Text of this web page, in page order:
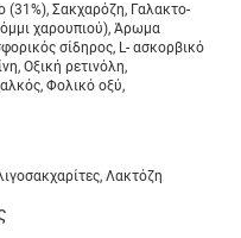
(31%), Σακχαρόζη, Γαλακτο-
χαρουπιού), Άρωμα
σίδηρος, L- ασκορβικό
Οξική ρετινόλη,
Φολικό οξύ,
Λακτόζη